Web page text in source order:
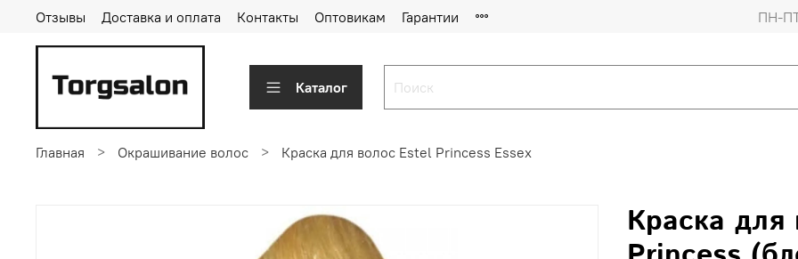
Отзывы Доставка и оплата Контакты Оптовикам Гарантии ПН-
Каталог
Главная Окрашивание волос Краска для волос Estel Princess Essex
Краска для